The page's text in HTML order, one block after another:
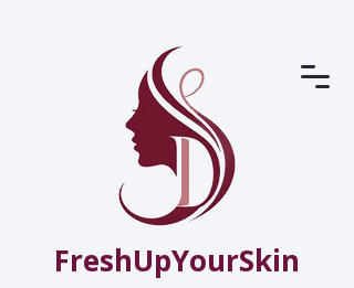
FreshUpYourSkin